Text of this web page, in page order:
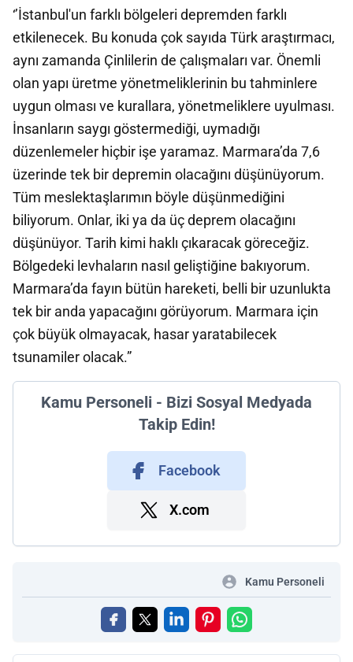
‘’İstanbul'un farklı bölgeleri depremden farklı
etkilenecek. Bu konuda çok sayıda Türk araştırmacı,
aynı zamanda Çinlilerin de çalışmaları var. Önemli
olan yapı üretme yönetmeliklerinin bu tahminlere
uygun olması ve kurallara, yönetmeliklere uyulması.
İnsanların saygı göstermediği, uymadığı
düzenlemeler hiçbir işe yaramaz. Marmara’da 7,6
üzerinde tek bir depremin olacağını düşünüyorum.
Tüm meslektaşlarımın böyle düşünmediğini
biliyorum. Onlar, iki ya da üç deprem olacağını
düşünüyor. Tarih kimi haklı çıkaracak göreceğiz.
Bölgedeki levhaların nasıl geliştiğine bakıyorum.
Marmara’da fayın bütün hareketi, belli bir uzunlukta
tek bir anda yapacağını görüyorum. Marmara için
çok büyük olmayacak, hasar yaratabilecek
tsunamiler olacak.”
Kamu Personeli - Bizi Sosyal Medyada
Takip Edin!
Facebook
X.com
Kamu Personeli